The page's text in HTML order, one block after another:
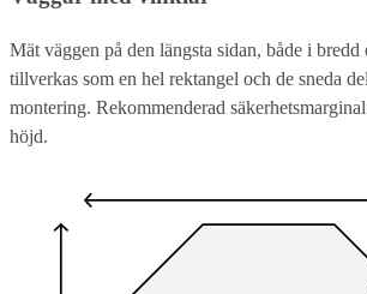
Mät väggen på den längsta sidan, både i bredd
tillverkas som en hel rektangel och de sneda
montering. Rekommenderad
höjd.